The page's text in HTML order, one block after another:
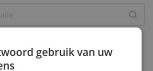
gebruik van uw